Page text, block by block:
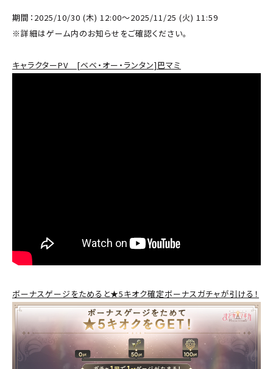
期間：2025/10/30 (木) 12:00～2025/11/25 (火) 11:59
※詳細はゲーム内のお知らせをご確認ください。
キャラクターPV [ベベ・オー・ランタン]巴マミ
ボーナスゲージをためると★5キオク確定ボーナスガチャが引ける！